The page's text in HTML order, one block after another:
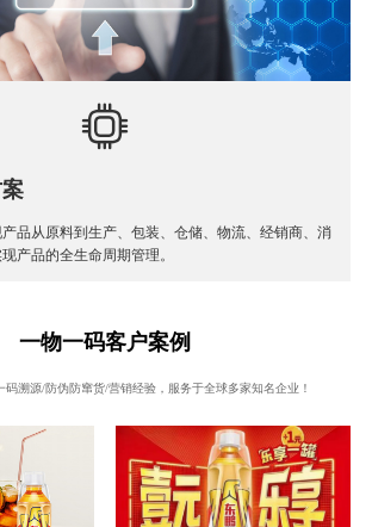
品从原料到生产、包装、仓储、物流、经销商、消
产品的全生命周期管理。
一物一码客户案例
码溯源/防伪防窜货/营销经验，服务于全球多家知名企业！